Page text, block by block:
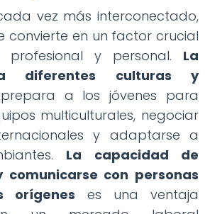
vez más interconectado,
convierte en un factor crucial
y personal. La
diferentes culturas y
prepara a los jóvenes para
multiculturales, negociar
y adaptarse a
La capacidad de
comunicarse con personas
orígenes es una ventaja